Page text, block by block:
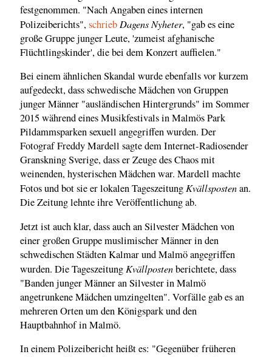
festgenommen. "Nach Angaben eines internen
Polizeiberichts",schrieb Dagens Nyheter, "gab es eine
große Gruppe junger Leute, 'zumeist afghanische
Flüchtlingskinder', die bei dem Konzert auffielen."
Bei einem ähnlichen Skandal wurde ebenfalls vor kurzem
aufgedeckt, dass schwedische Mädchen von Gruppen
junger Männer "ausländischen Hintergrunds" im Sommer
2015 während eines Musikfestivals in Malmös Park
Pildammsparken sexuell angegriffen wurden. Der
Fotograf Freddy Mardell sagte dem Internet-Radiosender
Granskning Sverige, dass er Zeuge des Chaos mit
weinenden, hysterischen Mädchen war. Mardell machte
Fotos und bot sie er lokalen TageszeitungKvällspostenan.
Die Zeitung lehnte ihre Veröffentlichung ab.
Jetzt ist auch klar, dass auch an Silvester Mädchen von
einer großen Gruppe muslimischer Männer in den
schwedischen Städten Kalmar und Malmö angegriffen
wurden. Die Tageszeitung Kvällpostenberichtete, dass
"Banden junger Männer an Silvester in Malmö
angetrunkene Mädchen umzingelten". Vorfälle gab es an
mehreren Orten um den Königspark und den
Hauptbahnhof in Malmö.
In einem Polizeibericht heißt es: "Gegenüber früheren